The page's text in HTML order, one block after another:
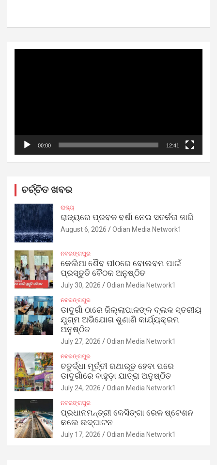
00:00 12:41
ଚର୍ଚ୍ଚିତ ଖବର
ରାଜ୍ୟ
ରାଜ୍ୟରେ ପ୍ରବଳ ବର୍ଷା ନେଇ ସତର୍କତା ଜାରି
August 6, 2026 Odian Media Network1
ନବରଙ୍ଗପୁର
କେଲିଆ ଶୈବ ପୀଠରେ ବୋଲବମ ପାଇଁ
ପ୍ରସ୍ତୁତି ବୈଠକ ଅନୁଷ୍ଠିତ
July 30, 2026 Odian Media Network1
ନବରଙ୍ଗପୁର
ଡାବୁଗାଁ ଠାରେ ଜିଲ୍ଲାପାଳଙ୍କ ବ୍ଲକ ସ୍ତରୀୟ
ଯୁଗ୍ମ ଅଭିଯୋଗ ଶୁଣାଣି କାର୍ଯ୍ୟକ୍ରମ
ଅନୁଷ୍ଠିତ
July 27, 2026 Odian Media Network1
ନବରଙ୍ଗପୁର
ଚତୁର୍ଦ୍ଧା ମୂର୍ତ୍ତୀ ରଥାରୂଢ଼ ହେବା ପରେ
ଡାବୁଗାଁରେ ବାହୁଡ଼ା ଯାତ୍ରା ଅନୁଷ୍ଠିତ
July 24, 2026 Odian Media Network1
ନବରଙ୍ଗପୁର
ପ୍ରଧାନମନ୍ତ୍ରୀ କେସିଙ୍ଗା ରେଳ ଷ୍ଟେଶନ
କଲେ ଉଦ୍‌ଘାଟନ
July 17, 2026 Odian Media Network1